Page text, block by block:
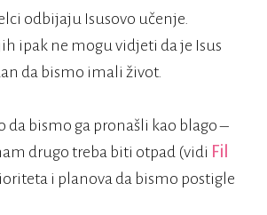
odbijaju Isusovo učenje.
ipak ne mogu vidjeti da je Isus
da bismo imali život.
bismo ga pronašli kao blago –
drugo treba biti otpad (vidi Fil
i planova da bismo postigle